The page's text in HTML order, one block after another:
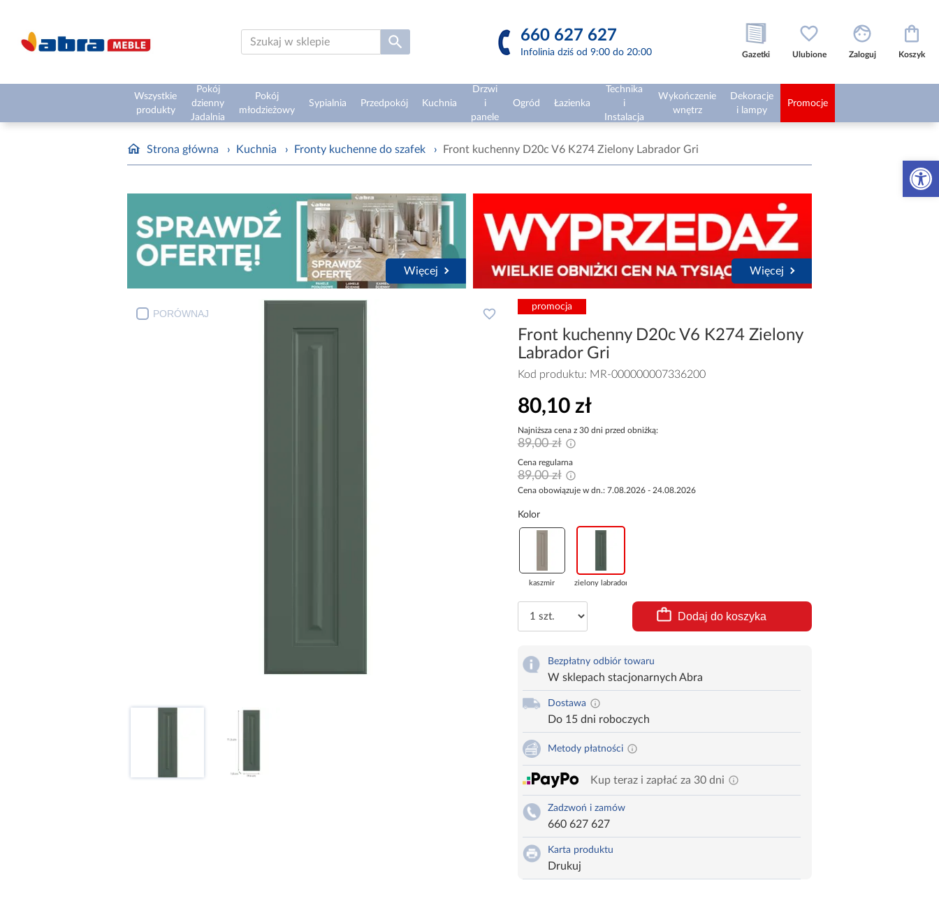
Otwórz
660 627 627
Infolinia dziś od 9:00 do 20:00 Gazetki Ulubione Zaloguj Koszyk
Wszystkie
produkty
Pokój
dzienny
Jadalnia
Pokój
młodzieżowy
Sypialnia Przedpokój Kuchnia
Drzwi
i
panele
Ogród Łazienka
Technika
i
Instalacja
Wykończenie
wnętrz
Dekoracje
i lampy
Promocje
Strona główna › Kuchnia › Fronty kuchenne do szafek › Front kuchenny D20c V6 K274 Zielony Labrador Gri
Więcej Więcej
PORÓWNAJ
promocja
Front kuchenny D20c V6 K274 Zielony
Labrador Gri
Kod produktu: MR-000000007336200
80,10 zł
Najniższa cena z 30 dni przed obniżką:
89,00 zł
Cena regularna
89,00 zł
Cena obowiązuje w dn.: 7.08.2026 - 24.08.2026
Kolor
kaszmir zielony labrador
Dodaj do koszyka
Bezpłatny odbiór towaru
W sklepach stacjonarnych Abra
Dostawa
Do 15 dni roboczych
Metody płatności
Kup teraz i zapłać za 30 dni
Zadzwoń i zamów
660 627 627
Karta produktu
Drukuj